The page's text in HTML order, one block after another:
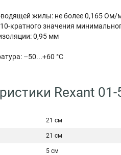
жилы: не более 0,165 Ом/
кратного значения
0,95 мм
–50...+60 °С
Rexant
21 см
21 см
5 см